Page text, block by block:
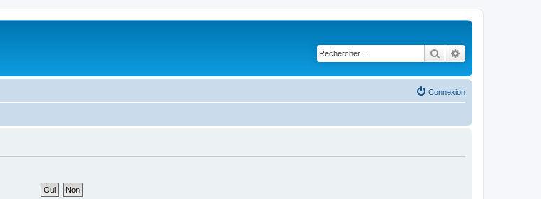
Rechercher
Connexion